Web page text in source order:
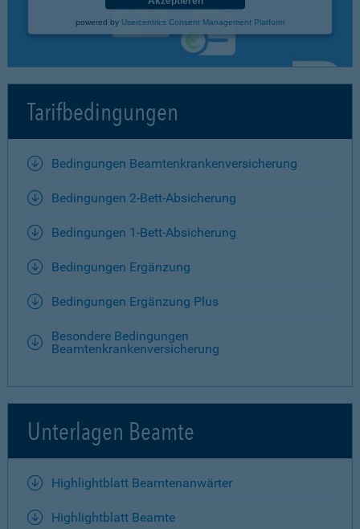
powered by Usercentrics Consent Management Platform
Tarifbedingungen
Bedingungen Beamtenkrankenversicherung
Bedingungen 2-Bett-Absicherung
Bedingungen 1-Bett-Absicherung
Bedingungen Ergänzung
Bedingungen Ergänzung Plus
Besondere Bedingungen
Beamtenkrankenversicherung
Unterlagen Beamte
Highlightblatt Beamtenanwärter
Highlightblatt Beamte